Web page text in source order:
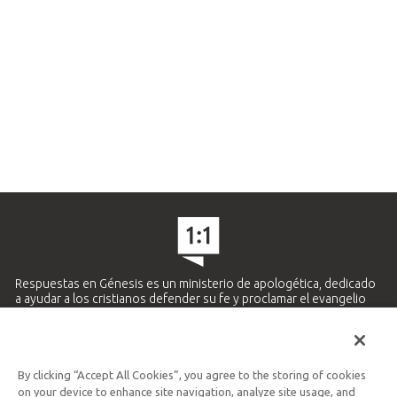
Respuestas en Génesis es un ministerio de apologética, dedicado
a ayudar a los cristianos defender su fe y proclamar el evangelio
Ministerio Hispano y Latinoamericano
By clicking “Accept All Cookies”, you agree to the storing of cookies
on your device to enhance site navigation, analyze site usage, and